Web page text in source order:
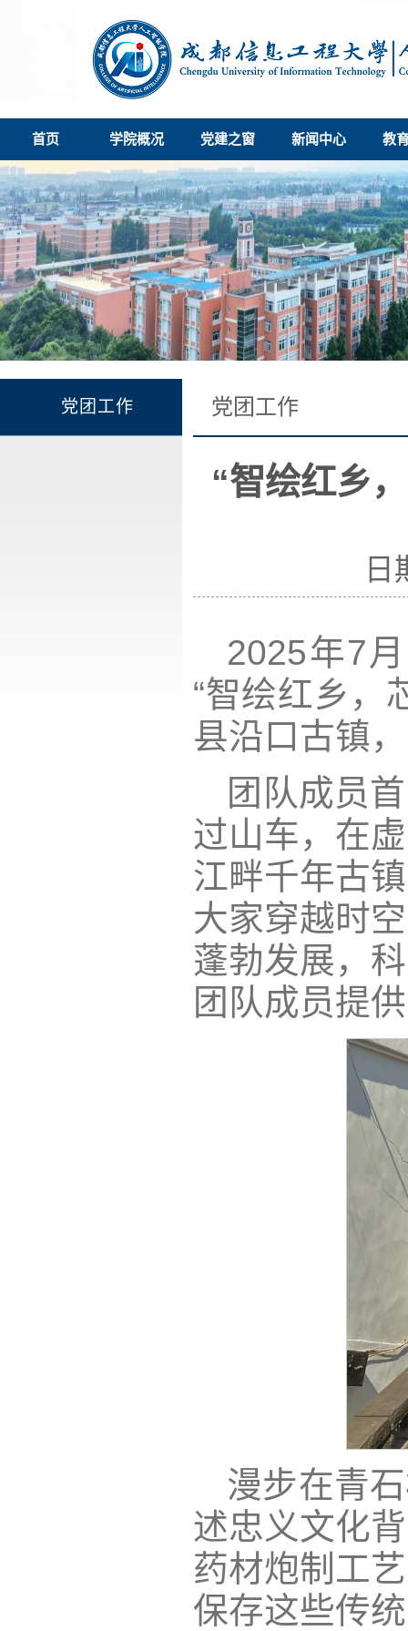
首页 学院概况 党建之窗 新闻中心 教
党团工作 党团工作
“智绘红乡
2025年7
“智绘红乡，
县沿口古镇
团队成员
过山车，在
江畔千年古
大家穿越时
蓬勃发展，
团队成员提
漫步在青
述忠义文化
药材炮制工
保存这些传